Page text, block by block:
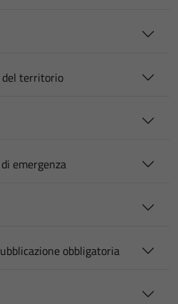
del territorio
emergenza
obbligatoria